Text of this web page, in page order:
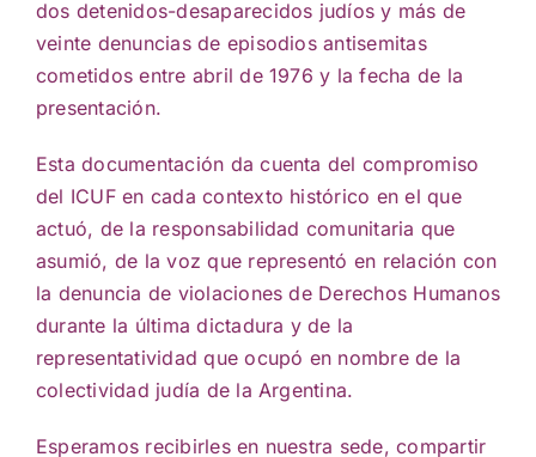
dos detenidos-desaparecidos judíos y más de
veinte denuncias de episodios antisemitas
cometidos entre abril de 1976 y la fecha de la
presentación.
Esta documentación da cuenta del compromiso
del ICUF en cada contexto histórico en el que
actuó, de la responsabilidad comunitaria que
asumió, de la voz que representó en relación con
la denuncia de violaciones de Derechos Humanos
durante la última dictadura y de la
representatividad que ocupó en nombre de la
colectividad judía de la Argentina.
Esperamos recibirles en nuestra sede, compartir